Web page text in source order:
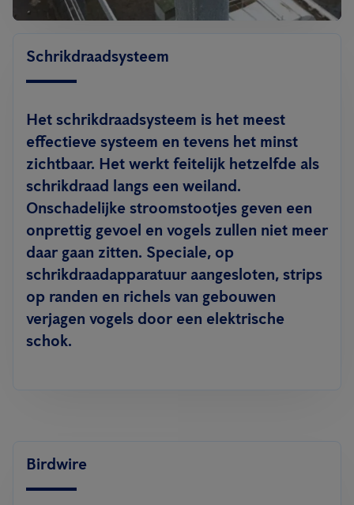
Schrikdraadsysteem
Het schrikdraadsysteem is het meest
effectieve systeem en tevens het minst
zichtbaar. Het werkt feitelijk hetzelfde als
schrikdraad langs een weiland.
Onschadelijke stroomstootjes geven een
onprettig gevoel en vogels zullen niet meer
daar gaan zitten. Speciale, op
schrikdraadapparatuur aangesloten, strips
op randen en richels van gebouwen
verjagen vogels door een elektrische
schok.
Birdwire